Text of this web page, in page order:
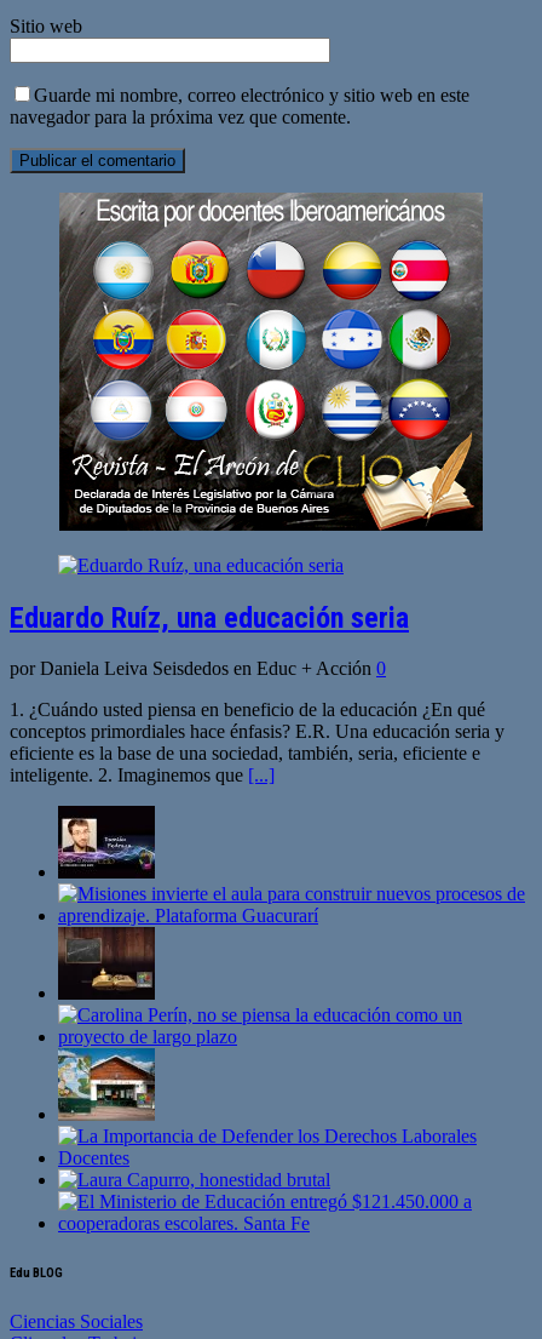
Sitio web
Guarde mi nombre, correo electrónico y sitio web en este
navegador para la próxima vez que comente.
Eduardo Ruíz, una educación seria
por Daniela Leiva Seisdedos en Educ + Acción 0
1. ¿Cuándo usted piensa en beneficio de la educación ¿En qué
conceptos primordiales hace énfasis? E.R. Una educación seria y
eficiente es la base de una sociedad, también, seria, eficiente e
inteligente. 2. Imaginemos que [...]
Edu BLOG
Ciencias Sociales